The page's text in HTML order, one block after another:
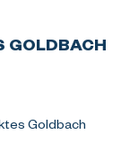
GOLDBACH
Goldbach